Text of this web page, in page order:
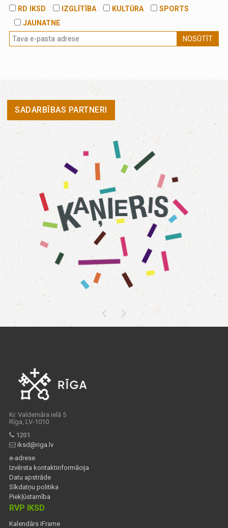
RD IKSD IZGLĪTĪBA KULTŪRA
SPORTS
JAUNATNE
NOSŪTĪT
SADARBĪBAS PARTNERI
Kr. Valdemāra ielā 5
Rīga, LV-1010
1201
iksd@riga.lv
e-adrese
Izvērsta kontaktinformācija
Datu apstrāde
Sīkdatņu politika
Piekļūstamība
RVP IKSD
Kalendārs iFrame